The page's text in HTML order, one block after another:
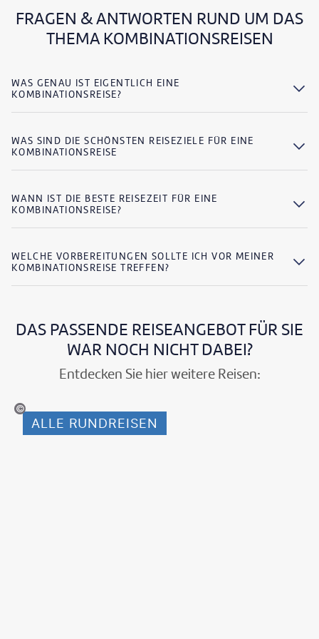
FRAGEN & ANTWORTEN RUND UM DAS
THEMA KOMBINATIONSREISEN
WAS GENAU IST EIGENTLICH EINE
KOMBINATIONSREISE?
WAS SIND DIE SCHÖNSTEN REISEZIELE FÜR EINE
KOMBINATIONSREISE
WANN IST DIE BESTE REISEZEIT FÜR EINE
KOMBINATIONSREISE?
WELCHE VORBEREITUNGEN SOLLTE ICH VOR MEINER
KOMBINATIONSREISE TREFFEN?
DAS PASSENDE REISEANGEBOT FÜR SIE
WAR NOCH NICHT DABEI?
Entdecken Sie hier weitere Reisen:
shutterstock.com
ALLE RUNDREISEN